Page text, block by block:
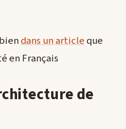
dans un articleque
en Français
de